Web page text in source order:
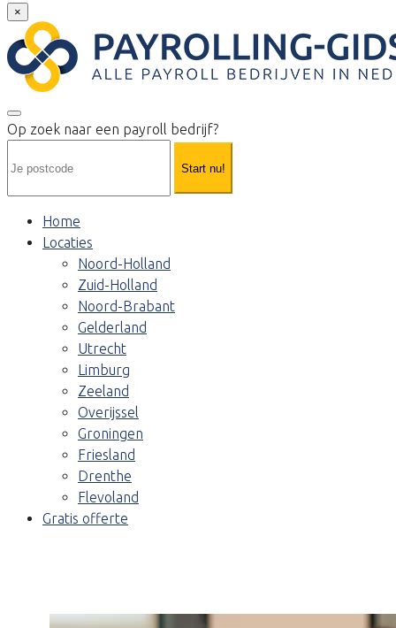
×
Op zoek naar een payroll bedrijf?
Start nu!
Home
Locaties
Noord-Holland
Zuid-Holland
Noord-Brabant
Gelderland
Utrecht
Limburg
Zeeland
Overijssel
Groningen
Friesland
Drenthe
Flevoland
Gratis offerte